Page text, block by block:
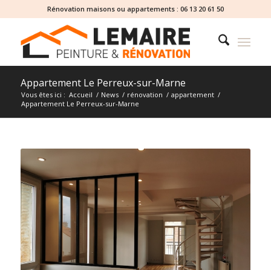
Rénovation maisons ou appartements : 06 13 20 61 50
Appartement Le Perreux-sur-Marne
Vous êtes ici : Accueil / News / rénovation / appartement /
Appartement Le Perreux-sur-Marne